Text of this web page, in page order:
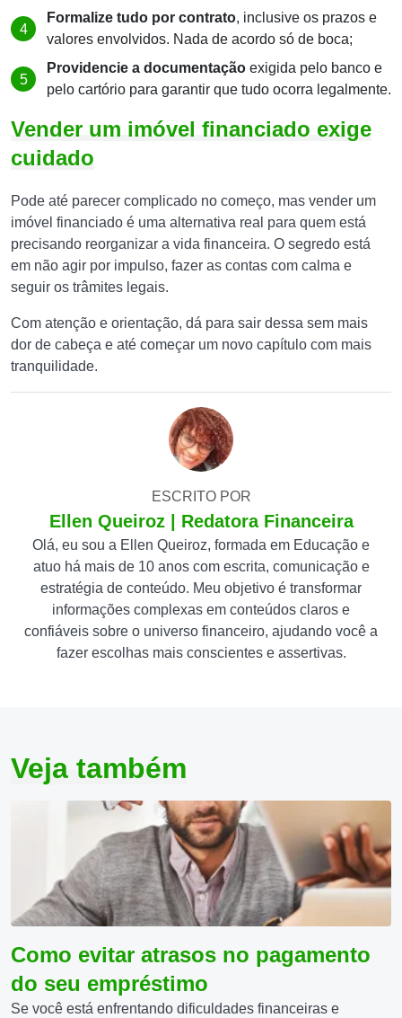
Formalize tudo por contrato, inclusive os prazos e
valores envolvidos. Nada de acordo só de boca;
Providencie a documentação exigida pelo banco e
pelo cartório para garantir que tudo ocorra legalmente.
Vender um imóvel financiado exige
cuidado
Pode até parecer complicado no começo, mas vender um
imóvel financiado é uma alternativa real para quem está
precisando reorganizar a vida financeira. O segredo está
em não agir por impulso, fazer as contas com calma e
seguir os trâmites legais.
Com atenção e orientação, dá para sair dessa sem mais
dor de cabeça e até começar um novo capítulo com mais
tranquilidade.
ESCRITO POR
Ellen Queiroz | Redatora Financeira
Olá, eu sou a Ellen Queiroz, formada em Educação e
atuo há mais de 10 anos com escrita, comunicação e
estratégia de conteúdo. Meu objetivo é transformar
informações complexas em conteúdos claros e
confiáveis sobre o universo financeiro, ajudando você a
fazer escolhas mais conscientes e assertivas.
Veja também
Como evitar atrasos no pagamento
do seu empréstimo
Se você está enfrentando dificuldades financeiras e